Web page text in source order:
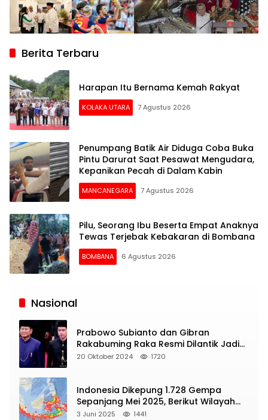
Berita Terbaru
Harapan Itu Bernama Kemah Rakyat
KOLAKA UTARA 7 Agustus 2026
Penumpang Batik Air Diduga Coba Buka
Pintu Darurat Saat Pesawat Mengudara,
Kepanikan Pecah di Dalam Kabin
MANCANEGARA 7 Agustus 2026
Pilu, Seorang Ibu Beserta Empat Anaknya
Tewas Terjebak Kebakaran di Bombana
BOMBANA 6 Agustus 2026
Siaran
Nasional
Prabowo Subianto dan Gibran
Rakabuming Raka Resmi Dilantik Jadi
Presiden dan Wapres RI
20 Oktober 2024 1720
Indonesia Dikepung 1.728 Gempa
Sepanjang Mei 2025, Berikut Wilayah
Yang Intens Diguncang!
3 Juni 2025 1441